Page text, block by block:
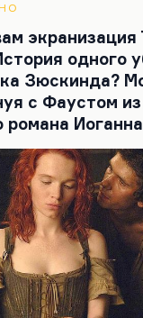
Четвёртый —
Пятый —
Это такая
Мы же не
пёс».
одного
Зюскинда?
с Фаустом из
романа